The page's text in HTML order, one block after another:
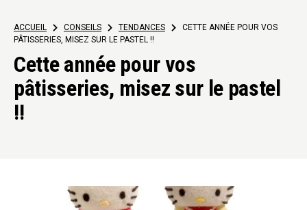
ACCUEIL > CONSEILS > TENDANCES >
CETTE ANNÉE POUR VOS
PÂTISSERIES, MISEZ SUR LE PASTEL !!
Cette année pour vos
pâtisseries, misez sur le pastel
!!